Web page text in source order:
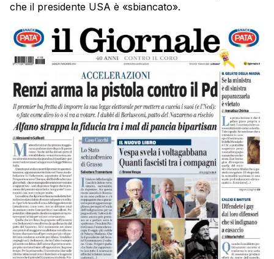
che il presidente USA è «sbiancato».